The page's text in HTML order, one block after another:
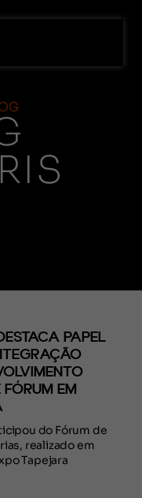
PAPEL
EM
do Fórum de
realizado em
Tapejara